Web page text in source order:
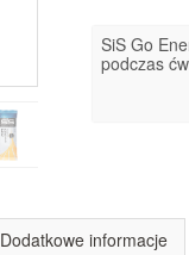
SiS Go
podczas
Dodatkowe informacje